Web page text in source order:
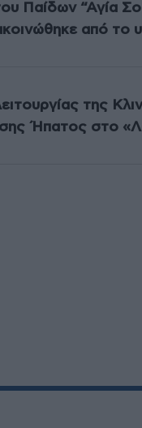
Παίδων “Αγία
από το
της
Ήπατος στο